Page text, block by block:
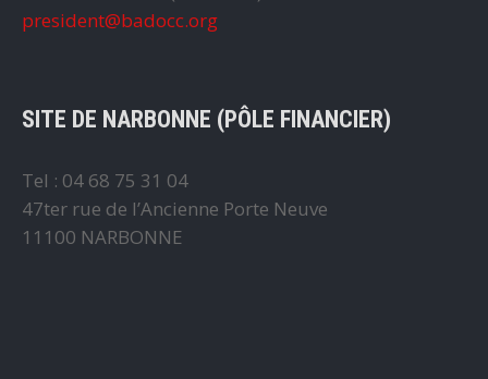
president@badocc.org
SITE DE NARBONNE (PÔLE FINANCIER)
Tel : 04 68 75 31 04
47ter rue de l’Ancienne Porte Neuve
11100 NARBONNE